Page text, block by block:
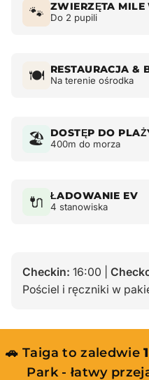
🐾 ZWIERZĘTA
Do 2 pupili
🍽️ RESTAURACJA &
Na terenie ośrodka
🏖️ DOSTĘP DO
400m do morza
🔌 ŁADOWANIE EV
4 stanowiska
Checkin: 16:00 |
Pościel i ręczniki w
🚗 Taiga to zaledwie
Park - łatwy